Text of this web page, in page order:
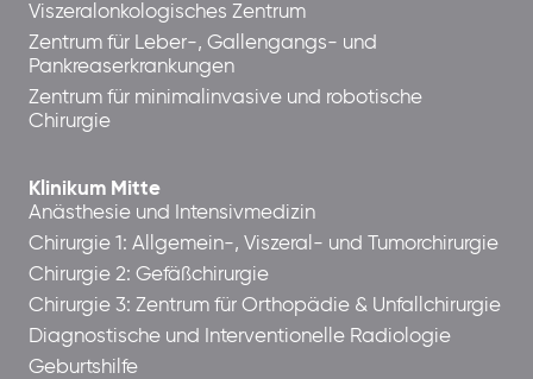
Viszeralonkologisches Zentrum
Zentrum für Leber-, Gallengangs- und
Pankreaserkrankungen
Zentrum für minimalinvasive und robotische
Chirurgie
Klinikum Mitte
Anästhesie und Intensivmedizin
Chirurgie 1: Allgemein-, Viszeral- und Tumorchirurgie
Chirurgie 2: Gefäßchirurgie
Chirurgie 3: Zentrum für Orthopädie & Unfallchirurgie
Diagnostische und Interventionelle Radiologie
Geburtshilfe